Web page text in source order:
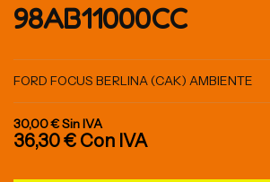
98AB11000CC
FORD FOCUS BERLINA (CAK) AMBIENTE
30,00 €Sin IVA
36,30 € Con IVA